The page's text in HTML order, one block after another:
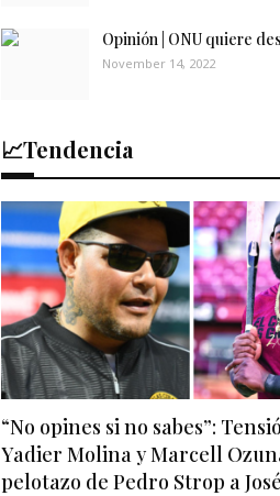
Opinión | ONU quiere
November 14, 2022
📈Tendencia
“No opines si no sabes”:
Yadier Molina y Marcell
pelotazo de Pedro Strop a